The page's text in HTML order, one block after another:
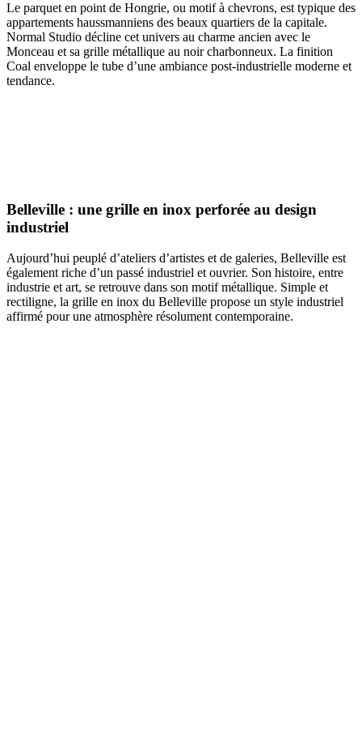
Le parquet en point de Hongrie, ou motif à chevrons, est typique des
appartements haussmanniens des beaux quartiers de la capitale.
Normal Studio décline cet univers au charme ancien avec le
Monceau et sa grille métallique au noir charbonneux. La finition
Coal enveloppe le tube d’une ambiance post-industrielle moderne et
tendance.
Belleville : une grille en inox perforée au design
industriel
Aujourd’hui peuplé d’ateliers d’artistes et de galeries, Belleville est
également riche d’un passé industriel et ouvrier. Son histoire, entre
industrie et art, se retrouve dans son motif métallique. Simple et
rectiligne, la grille en inox du Belleville propose un style industriel
affirmé pour une atmosphère résolument contemporaine.